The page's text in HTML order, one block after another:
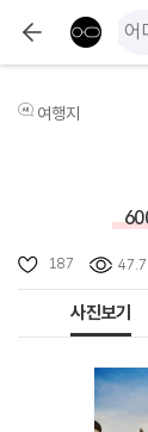
여행지
187
사진보기